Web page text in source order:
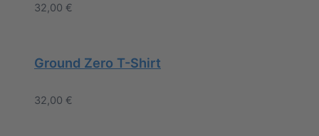
32,00 €
Ground Zero T-Shirt
32,00 €